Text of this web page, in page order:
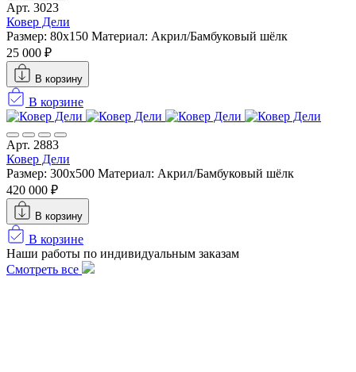
Арт. 3023
Ковер Дели
Размер: 80x150 Материал: Акрил/Бамбуковый шёлк
25 000 ₽
В корзину
В корзине
Арт. 2883
Ковер Дели
Размер: 300х500 Материал: Акрил/Бамбуковый шёлк
420 000 ₽
В корзину
В корзине
Наши работы по индивидуальным заказам
Смотреть все